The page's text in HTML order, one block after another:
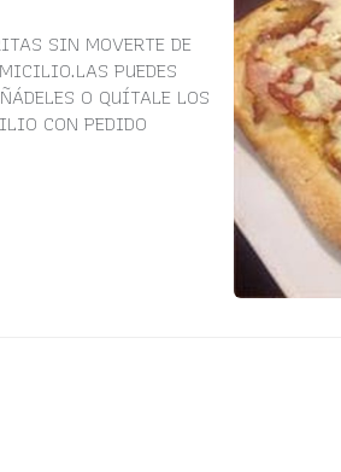
SIN MOVERTE DE
PUEDES
O QUÍTALE LOS
CON PEDIDO